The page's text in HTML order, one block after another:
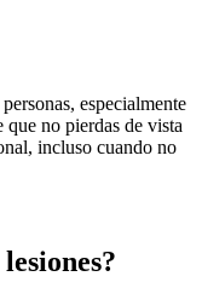
especialmente
no pierdas de vista
incluso cuando no